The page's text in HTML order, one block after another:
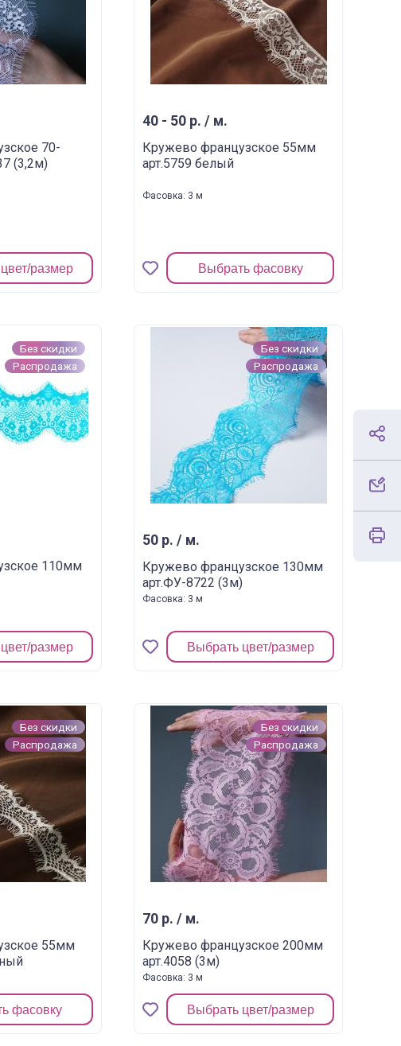
70-
(3,2м)
размер
40 - 50 р. / м.
Кружево французское 55мм
арт.5759 белый
Фасовка: 3 м
Выбрать фасовку
Без скидки
Распродажа
110мм
размер
Без скидки
Распродажа
50 р. / м.
Кружево французское 130мм
арт.ФУ-8722 (3м)
Фасовка: 3 м
Выбрать цвет/размер
Без скидки
Распродажа
55мм
фасовку
Без скидки
Распродажа
70 р. / м.
Кружево французское 200мм
арт.4058 (3м)
Фасовка: 3 м
Выбрать цвет/размер